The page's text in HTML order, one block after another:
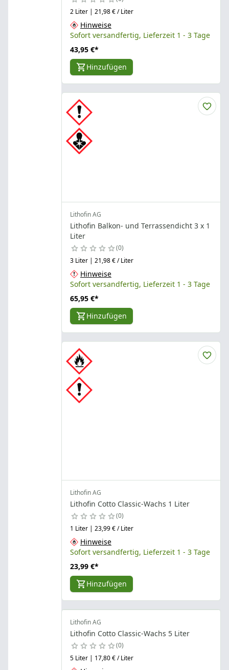
2 Liter | 21,98 € / Liter
Hinweise
Sofort versandfertig, Lieferzeit 1 - 3 Tage
43,95 €*
Hinzufügen
Lithofin AG
Lithofin Balkon- und Terrassendicht 3 x 1
Liter
0
3 Liter | 21,98 € / Liter
Hinweise
Sofort versandfertig, Lieferzeit 1 - 3 Tage
65,95 €*
Hinzufügen
Lithofin AG
Lithofin Cotto Classic-Wachs 1 Liter
0
1 Liter | 23,99 € / Liter
Hinweise
Sofort versandfertig, Lieferzeit 1 - 3 Tage
23,99 €*
Hinzufügen
Lithofin AG
Lithofin Cotto Classic-Wachs 5 Liter
0
5 Liter | 17,80 € / Liter